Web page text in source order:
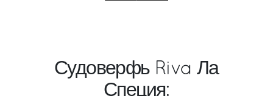
Судоверфь Riva Ла
Специя: